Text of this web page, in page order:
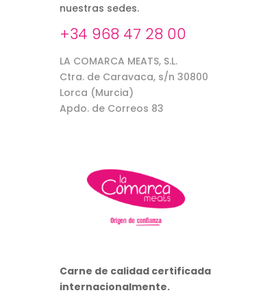
nuestras sedes.
+34 968 47 28 00
LA COMARCA MEATS, S.L.
Ctra. de Caravaca, s/n 30800
Lorca (Murcia)
Apdo. de Correos 83
Carne de calidad certificada
internacionalmente.